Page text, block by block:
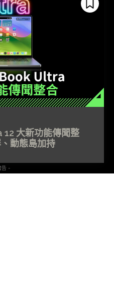
大新功能傳聞整
動態島加持
告 -